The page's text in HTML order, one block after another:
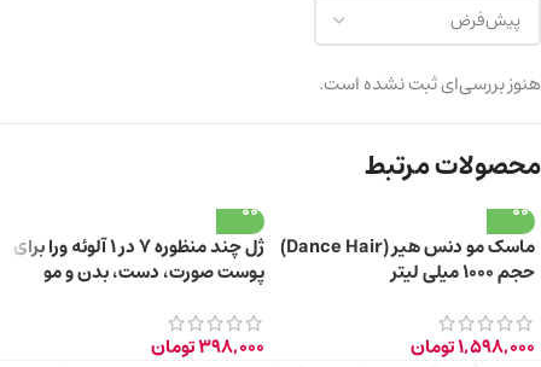
هنوز بررسی‌ای ثبت نشده است.
محصولات مرتبط
ماسک مو دنس هیر (Dance Hair)
حجم ۱۰۰۰ میلی لیتر
1,598,000تومان
ژل چند منظوره 7 در 1 آلوئه ورا برای
پوست صورت، دست، بدن و مو
398,000تومان